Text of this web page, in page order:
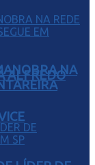
ALFREDONA